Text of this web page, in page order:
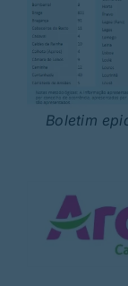
Boletim